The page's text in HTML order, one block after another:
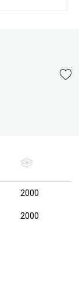
2000
2000